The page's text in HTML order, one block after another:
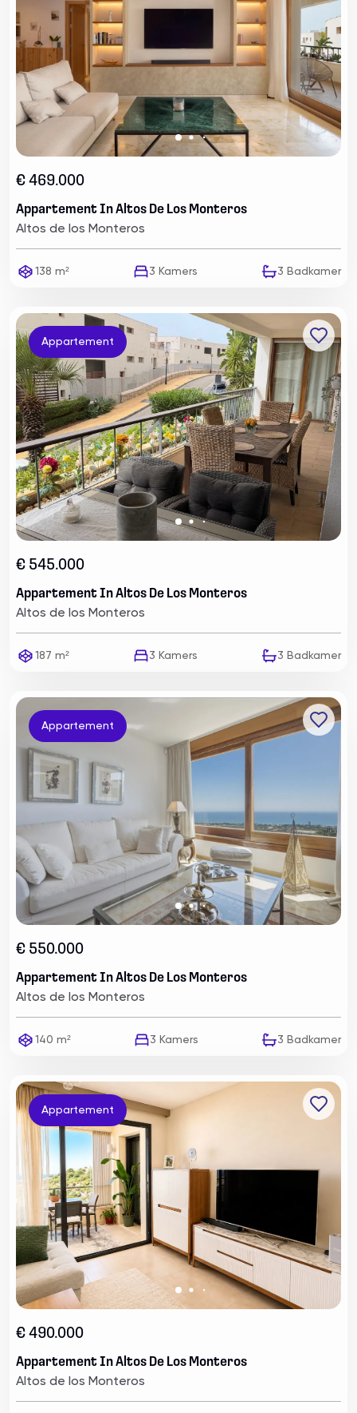
€ 469.000
Appartement In Altos De Los Monteros
Altos de los Monteros
138 m² 3 Kamers 3 Badkamer
Appartement
€ 545.000
Appartement In Altos De Los Monteros
Altos de los Monteros
187 m² 3 Kamers 3 Badkamer
Appartement
€ 550.000
Appartement In Altos De Los Monteros
Altos de los Monteros
140 m² 3 Kamers 3 Badkamer
Appartement
€ 490.000
Appartement In Altos De Los Monteros
Altos de los Monteros